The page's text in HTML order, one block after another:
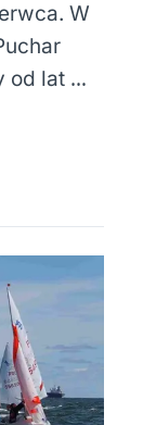
W
od lat …